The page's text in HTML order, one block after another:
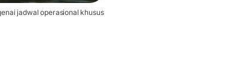
jadwal operasional khusus